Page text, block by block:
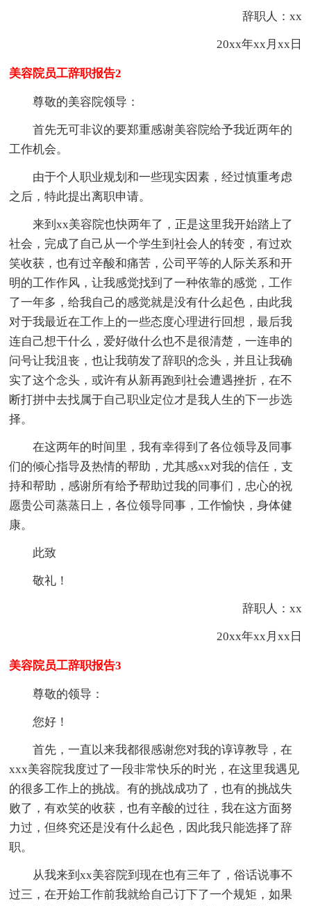
辞职人：xx
20xx年xx月xx日
美容院员工辞职报告2
尊敬的美容院领导：
首先无可非议的要郑重感谢美容院给予我近两年的
工作机会。
由于个人职业规划和一些现实因素，经过慎重考虑
之后，特此提出离职申请。
来到xx美容院也快两年了，正是这里我开始踏上了
社会，完成了自己从一个学生到社会人的转变，有过欢
笑收获，也有过辛酸和痛苦，公司平等的人际关系和开
明的工作作风，让我感觉找到了一种依靠的感觉，工作
了一年多，给我自己的感觉就是没有什么起色，由此我
对于我最近在工作上的一些态度心理进行回想，最后我
连自己想干什么，爱好做什么也不是很清楚，一连串的
问号让我沮丧，也让我萌发了辞职的念头，并且让我确
实了这个念头，或许有从新再跑到社会遭遇挫折，在不
断打拼中去找属于自己职业定位才是我人生的下一步选
择。
在这两年的时间里，我有幸得到了各位领导及同事
们的倾心指导及热情的帮助，尤其感xx对我的信任，支
持和帮助，感谢所有给予帮助过我的同事们，忠心的祝
愿贵公司蒸蒸日上，各位领导同事，工作愉快，身体健
康。
此致
敬礼！
辞职人：xx
20xx年xx月xx日
美容院员工辞职报告3
尊敬的领导：
您好！
首先，一直以来我都很感谢您对我的谆谆教导，在
xxx美容院我度过了一段非常快乐的时光，在这里我遇见
的很多工作上的挑战。有的挑战成功了，也有的挑战失
败了，有欢笑的收获，也有辛酸的过往，我在这方面努
力过，但终究还是没有什么起色，因此我只能选择了辞
职。
从我来到xx美容院到现在也有三年了，俗话说事不
过三，在开始工作前我就给自己订下了一个规矩，如果